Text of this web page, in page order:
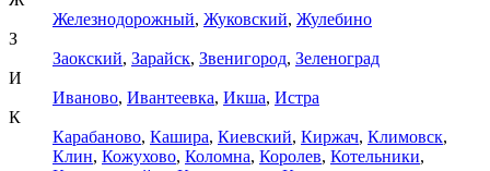
Железнодорожный, Жуковский, Жулебино
З
Заокский, Зарайск, Звенигород, Зеленоград
И
Иваново, Ивантеевка, Икша, Истра
К
Карабаново, Кашира, Киевский, Киржач, Климовск,
Клин, Кожухово, Коломна, Королев, Котельники,